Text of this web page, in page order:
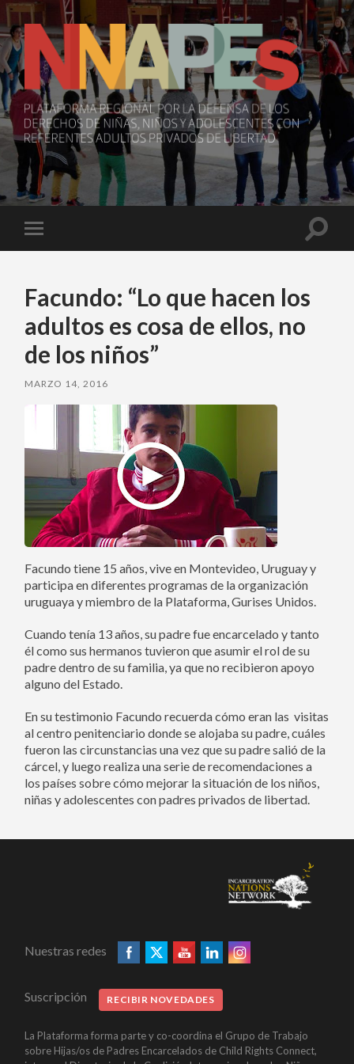
NNAPEs
Toggle
mobile
Toggle
Facundo: “Lo que hacen los
adultos es cosa de ellos, no
de los niños”
MARZO 14, 2016
Facundo tiene 15 años, vive en Montevideo, Uruguay y
participa en diferentes programas de la organización
uruguaya y miembro de la Plataforma, Gurises Unidos.
Cuando tenía 13 años, su padre fue encarcelado y tanto
él como sus hermanos tuvieron que asumir el rol de su
padre dentro de su familia, ya que no recibieron apoyo
alguno del Estado.
En su testimonio Facundo recuerda cómo eran las visitas
al centro penitenciario donde se alojaba su padre, cuáles
fueron las circunstancias una vez que su padre salió de la
cárcel, y luego realiza una serie de recomendaciones a
los países sobre cómo mejorar la situación de los niños,
niñas y adolescentes con padres privados de libertad.
Nuestras redes
Suscripción RECIBIR NOVEDADES
La Plataforma forma parte y co-coordina el Grupo de Trabajo
sobre Hijas/os de Padres Encarcelados de Child Rights Connect,